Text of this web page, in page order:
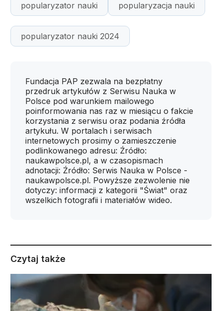
popularyzator nauki popularyzacja nauki
popularyzator nauki 2024
Fundacja PAP zezwala na bezpłatny
przedruk artykułów z Serwisu Nauka w
Polsce pod warunkiem mailowego
poinformowania nas raz w miesiącu o fakcie
korzystania z serwisu oraz podania źródła
artykułu. W portalach i serwisach
internetowych prosimy o zamieszczenie
podlinkowanego adresu: Źródło:
naukawpolsce.pl, a w czasopismach
adnotacji: Źródło: Serwis Nauka w Polsce -
naukawpolsce.pl. Powyższe zezwolenie nie
dotyczy: informacji z kategorii "Świat" oraz
wszelkich fotografii i materiałów wideo.
Czytaj także